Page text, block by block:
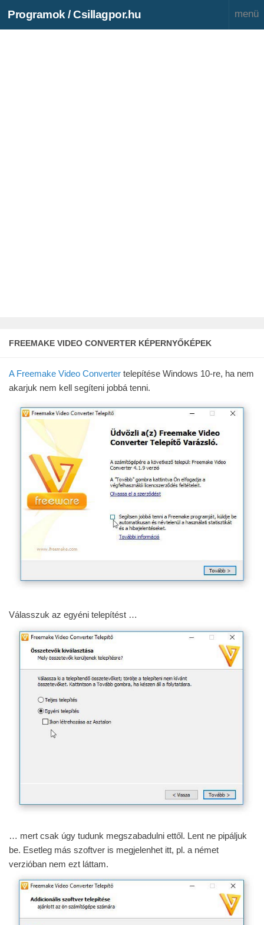
Programok / Csillagpor.hu
FREEMAKE VIDEO CONVERTER KÉPERNYŐKÉPEK
A Freemake Video Converter telepítése Windows 10-re, ha nem
akarjuk nem kell segíteni jobbá tenni.
Válasszuk az egyéni telepítést …
… mert csak úgy tudunk megszabadulni ettől. Lent ne pipáljuk
be. Esetleg más szoftver is megjelenhet itt, pl. a német
verzióban nem ezt láttam.